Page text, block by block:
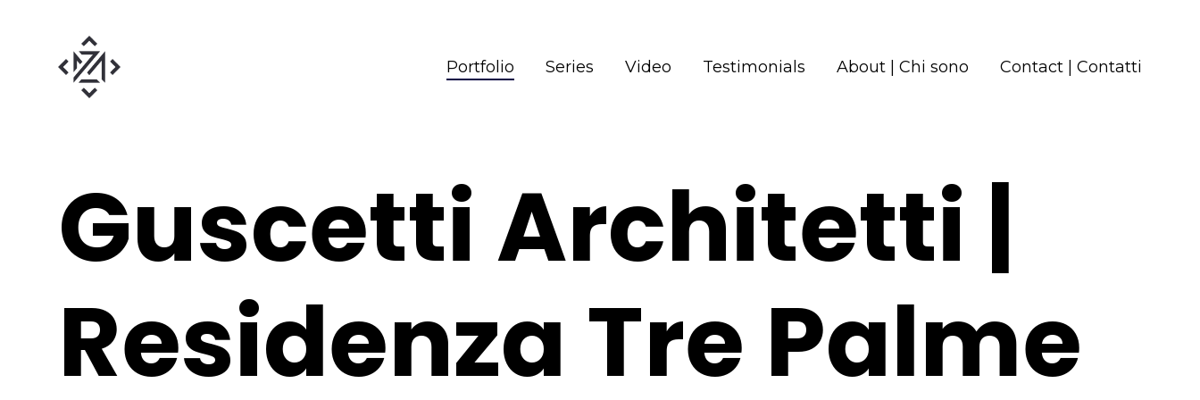
Portfolio Series Video Testimonials About | Chi sono Contact | Contatti
Guscetti Architetti |
Residenza Tre Palme